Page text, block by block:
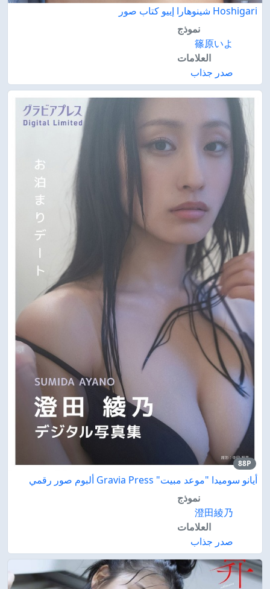
Hoshigari شينوهارا إييو كتاب صور
نموذج
篠原いよ
العلامات
صدر جذاب
88P
أيانو سوميدا "موعد مبيت" Gravia Press ألبوم صور رقمي
نموذج
澄田綾乃
العلامات
صدر جذاب